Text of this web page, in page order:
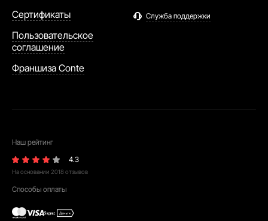
Сертификаты
Пользовательское
соглашение
Франшиза Conte
Служба поддержки
Наш рейтинг
4.3
На основании 2018 отзывов
Способы оплаты